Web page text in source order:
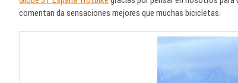
comentan da sensaciones mejores que muchas bicicletas.